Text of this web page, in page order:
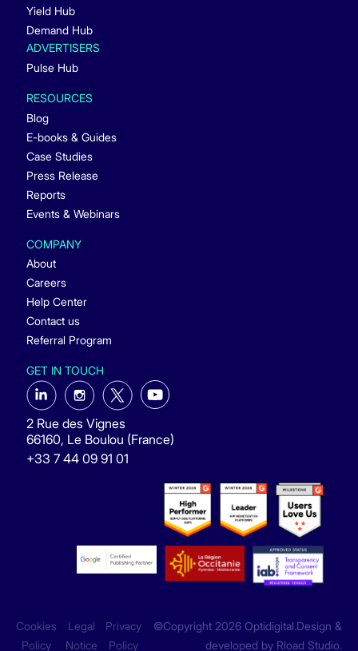
Yield Hub
Demand Hub
ADVERTISERS
Pulse Hub
RESOURCES
Blog
E-books & Guides
Case Studies
Press Release
Reports
Events & Webinars
COMPANY
About
Careers
Help Center
Contact us
Referral Program
GET IN TOUCH
2 Rue des Vignes
66160, Le Boulou (France)
+33 7 44 09 91 01
Cookies
Policy
Legal
Notice
Privacy
Policy
©Copyright 2026 Optidigital.Design &
developed by Rload Studio.